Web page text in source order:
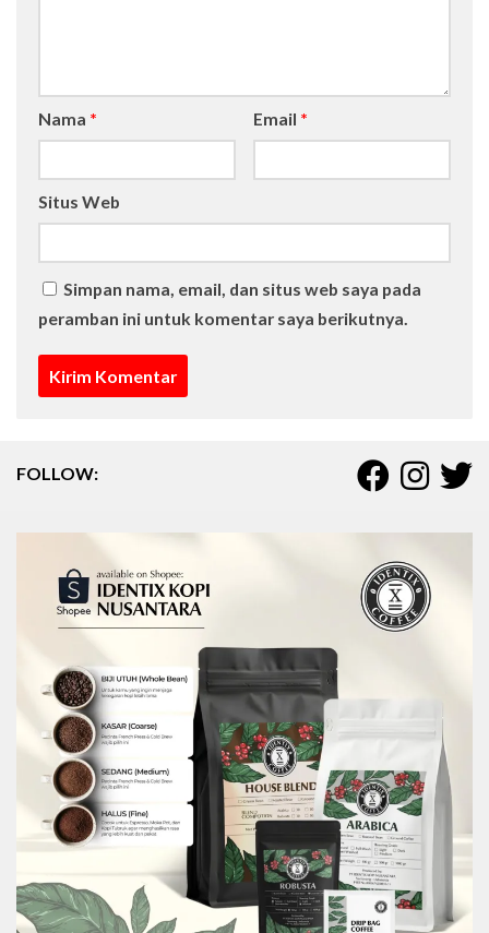
Nama * Email *
Situs Web
Simpan nama, email, dan situs web saya pada
peramban ini untuk komentar saya berikutnya.
FOLLOW: